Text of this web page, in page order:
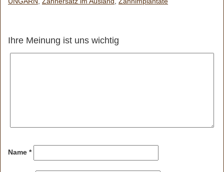
Ihre Meinung ist uns wichtig
Name *